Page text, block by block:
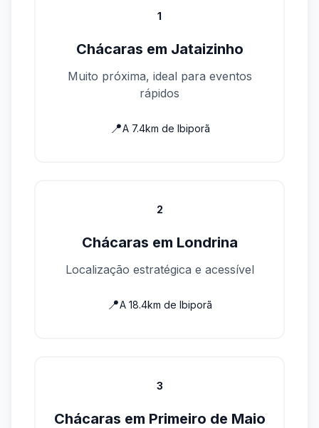
1
Chácaras em Jataizinho
Muito próxima, ideal para eventos
rápidos
📍A 7.4km de Ibiporã
2
Chácaras em Londrina
Localização estratégica e acessível
📍A 18.4km de Ibiporã
3
Chácaras em Primeiro de Maio